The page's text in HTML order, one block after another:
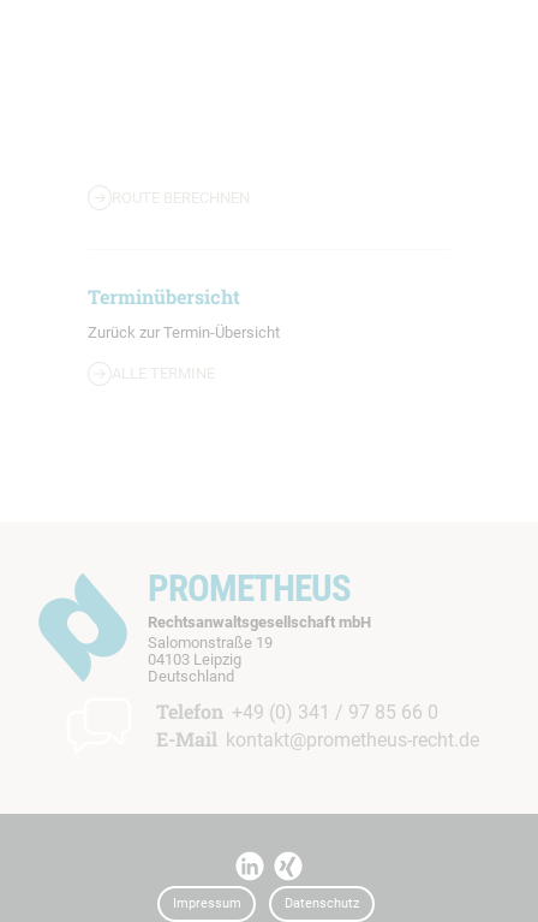
ROUTE BERECHNEN
Terminübersicht
Zurück zur Termin-Übersicht
ALLE TERMINE
PROMETHEUS
Rechtsanwaltsgesellschaft mbH
Salomonstraße 19
04103 Leipzig
Deutschland
b
Telefon +49 (0) 341 / 97 85 66 0
E-Mail kontakt@prometheus-recht.de
Impressum Datenschutz